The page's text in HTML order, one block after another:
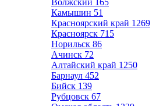
Волжский 165
Камышин 51
Красноярский край 1269
Красноярск 715
Норильск 86
Ачинск 72
Алтайский край 1250
Барнаул 452
Бийск 139
Рубцовск 67